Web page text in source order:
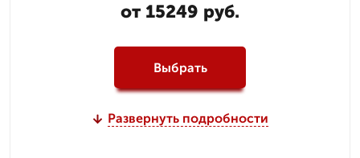
от 15249 руб.
Выбрать
Развернуть подробности